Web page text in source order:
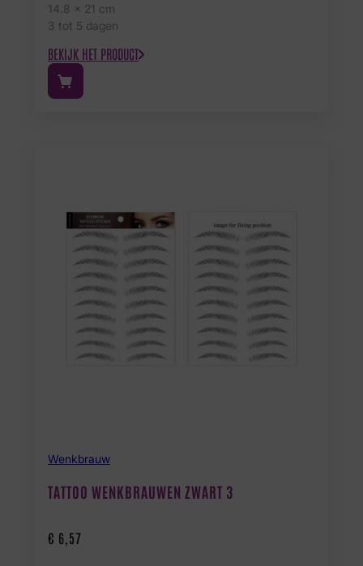
14.8 x 21 cm
3 tot 5 dagen
BEKIJK HET PRODUCT
Wenkbrauw
TATTOO WENKBRAUWEN ZWART 3
€ 6,57